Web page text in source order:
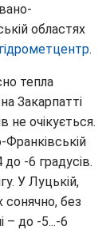
областях
.
тепла
Закарпатті
не очікується.
Франківській
-6 градусів.
У Луцькій,
сонячно, без
– до -5...-6